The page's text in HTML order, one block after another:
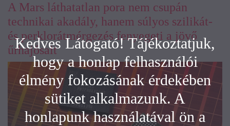
A Mars láthatatlan pora nem csupán
technikai akadály, hanem súlyos szilikát-
és perklorátmérgezés fenyegeti a jövő
űrhajósait
Kedves Látogató! Tájékoztatjuk,
hogy a honlap felhasználói
élmény fokozásának érdekében
sütiket alkalmazunk. A
honlapunk használatával ön a